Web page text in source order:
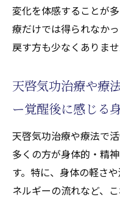
変化を体感することが
療だけでは得られなか
戻す方も少なくありませ
天啓気功治療や療
ー覚醒後に感じる
天啓気功治療や療法で
多くの方が身体的・精
す。特に、身体の軽さ
ネルギーの流れなど、